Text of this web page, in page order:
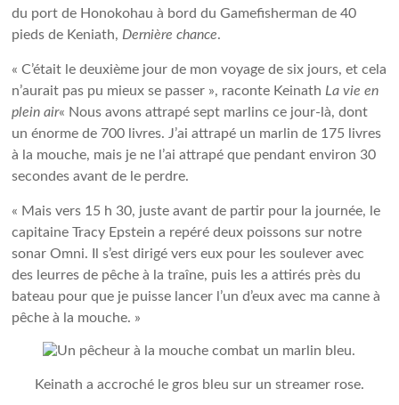
du port de Honokohau à bord du Gamefisherman de 40
pieds de Keniath, Dernière chance.
« C’était le deuxième jour de mon voyage de six jours, et cela
n’aurait pas pu mieux se passer », raconte Keinath La vie en
plein air« Nous avons attrapé sept marlins ce jour-là, dont
un énorme de 700 livres. J’ai attrapé un marlin de 175 livres
à la mouche, mais je ne l’ai attrapé que pendant environ 30
secondes avant de le perdre.
« Mais vers 15 h 30, juste avant de partir pour la journée, le
capitaine Tracy Epstein a repéré deux poissons sur notre
sonar Omni. Il s’est dirigé vers eux pour les soulever avec
des leurres de pêche à la traîne, puis les a attirés près du
bateau pour que je puisse lancer l’un d’eux avec ma canne à
pêche à la mouche. »
Keinath a accroché le gros bleu sur un streamer rose.